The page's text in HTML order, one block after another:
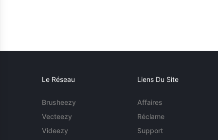
Le Réseau
Brusheezy
Vecteezy
Videezy
Liens Du Site
Affaires
Réclame
Support